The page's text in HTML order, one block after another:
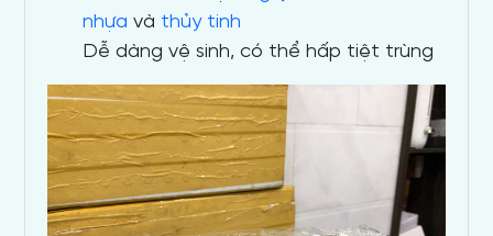
nhựa và thủy tinh
Dễ dàng vệ sinh, có thể hấp tiệt trùng